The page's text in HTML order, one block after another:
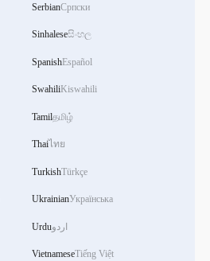
SerbianСрпски
Sinhaleseසිංහල
SpanishEspañol
SwahiliKiswahili
Tamilதமிழ்
Thaiไทย
TurkishTürkçe
UkrainianУкраїнська
Urduاردو
VietnameseTiếng Việt